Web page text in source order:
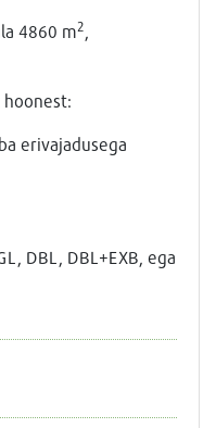
4860 m2 ,
hoonest:
erivajadusega
DBL, DBL+EXB, ega